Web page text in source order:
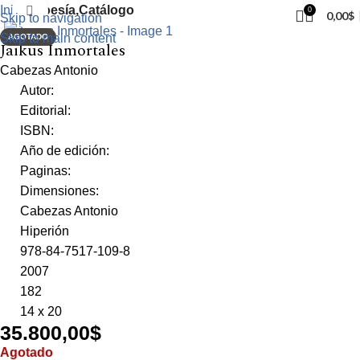
Skip to navigation
Skip to main content
0 0,00$
Inicio Poesía,Catálogo
AGOTADO
Click to enlarge
Jaikus Inmortales
Cabezas Antonio
Autor:
Editorial:
ISBN:
Año de edición:
Paginas:
Dimensiones:
Cabezas Antonio
Hiperión
978-84-7517-109-8
2007
182
14 x 20
35.800,00$
Agotado